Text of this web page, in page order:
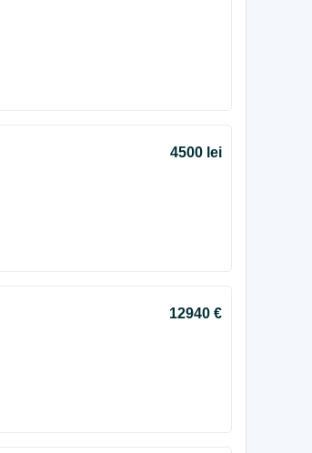
4500 lei
12940 €